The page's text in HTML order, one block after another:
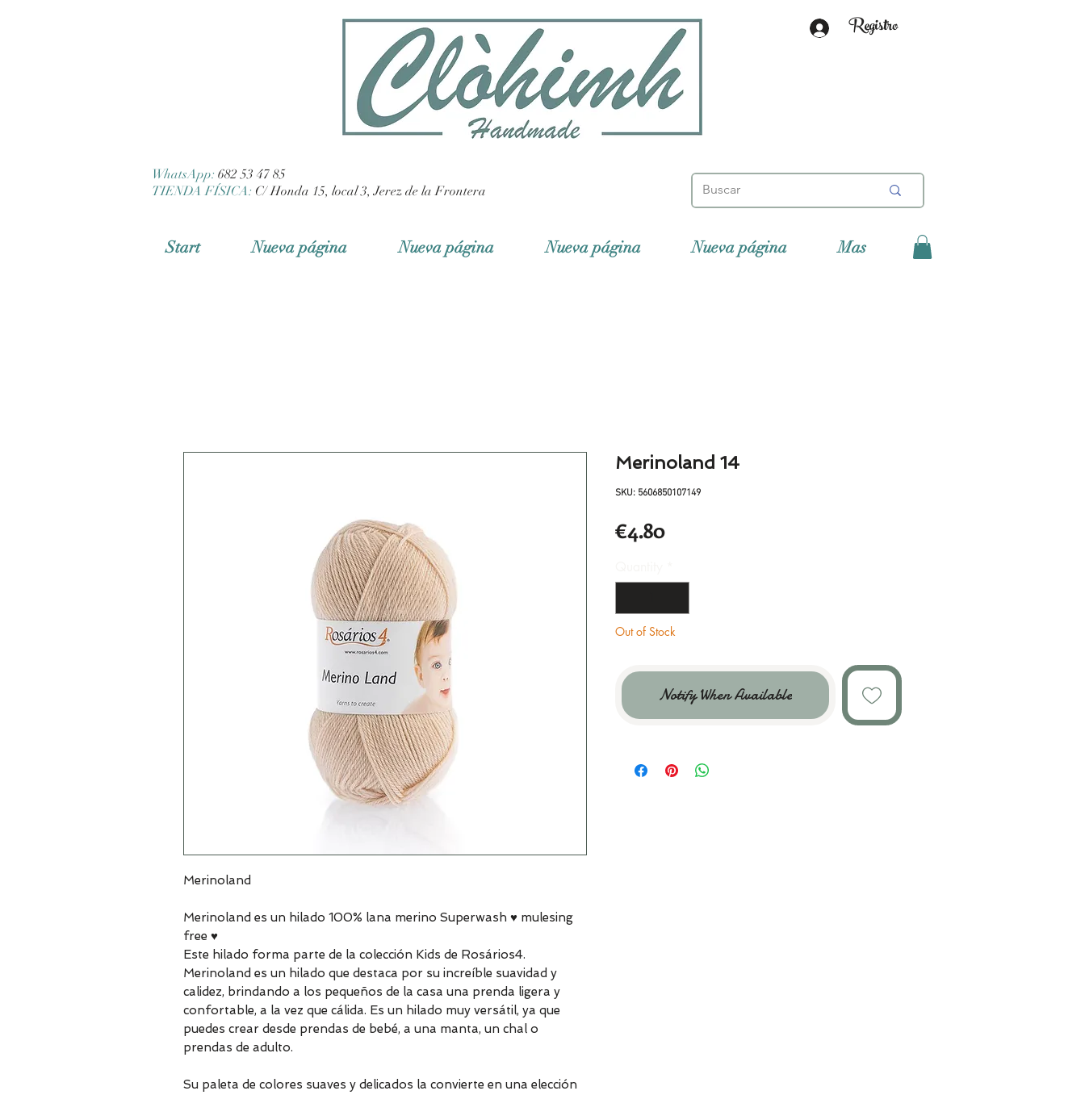
Registro
WhatsApp: 682 53 47 85
TIENDA FÍSICA: C/ Honda 15, local 3, Jerez de la Frontera
Start Nueva página Nueva página Nueva página Nueva página Mas
Merinoland
Merinoland es un hilado 100% lana merino Superwash ♥ mulesing
free ♥
Este hilado forma parte de la colección Kids de Rosários4.
Merinoland es un hilado que destaca por su increíble suavidad y
calidez, brindando a los pequeños de la casa una prenda ligera y
confortable, a la vez que cálida. Es un hilado muy versátil, ya que
puedes crear desde prendas de bebé, a una manta, un chal o
prendas de adulto.
Su paleta de colores suaves y delicados la convierte en una elección
Merinoland 14
SKU: 5606850107149
€4.80Price
Out of Stock
Notify When Available